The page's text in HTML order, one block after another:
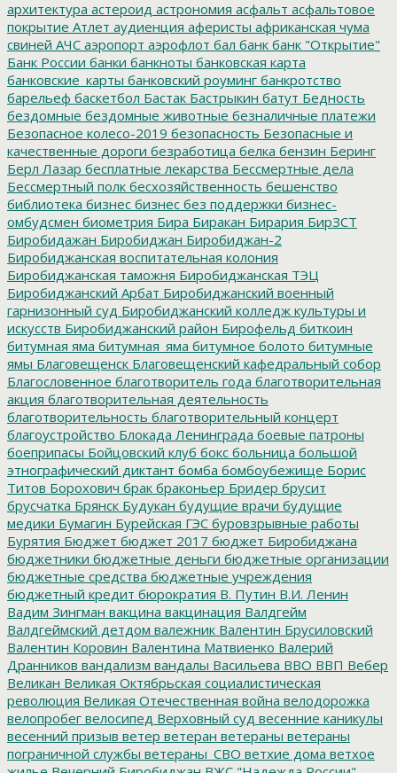
архитектура астероид астрономия асфальт асфальтовое
покрытие Атлет аудиенция аферисты африканская чума
свиней АЧС аэропорт аэрофлот бал банк банк "Открытие"
Банк России банки банкноты банковская карта
банковские_карты банковский роуминг банкротство
барельеф баскетбол Бастак Бастрыкин батут Бедность
бездомные бездомные животные безналичные платежи
Безопасное колесо-2019 безопасность Безопасные и
качественные дороги безработица белка бензин Беринг
Берл Лазар бесплатные лекарства Бессмертные дела
Бессмертный полк бесхозяйственность бешенство
библиотека бизнес бизнес без поддержки бизнес-
омбудсмен биометрия Бира Биракан Бирария БирЗСТ
Биробидажан Биробиджан Биробиджан-2
Биробиджанская воспитательная колония
Биробиджанская таможня Биробиджанская ТЭЦ
Биробиджанский Арбат Биробиджанский военный
гарнизонный суд Биробиджанский колледж культуры и
искусств Биробиджанский район Бирофельд биткоин
битумная яма битумная_яма битумное болото битумные
ямы Благовещенск Благовещенский кафедральный собор
Благословенное благотворитель года благотворительная
акция благотворительная деятельность
благотворительность благотворительный концерт
благоустройство Блокада Ленинграда боевые патроны
боеприпасы Бойцовский клуб бокс больница большой
этнографический диктант бомба бомбоубежище Борис
Титов Борохович брак браконьер Бридер брусит
брусчатка Брянск Будукан будущие врачи будущие
медики Бумагин Бурейская ГЭС буровзрывные работы
Бурятия Бюджет бюджет 2017 бюджет Биробиджана
бюджетники бюджетные деньги бюджетные организации
бюджетные средства бюджетные учреждения
бюджетный кредит бюрократия В. Путин В.И. Ленин
Вадим Зингман вакцина вакцинация Валдгейм
Валдгеймский детдом валежник Валентин Брусиловский
Валентин Коровин Валентина Матвиенко Валерий
Дранников вандализм вандалы Васильева ВВО ВВП Вебер
Великан Великая Октябрьская социалистическая
революция Великая Отечественная война велодорожка
велопробег велосипед Верховный суд весенние каникулы
весенний призыв ветер ветеран ветераны ветераны
пограничной службы ветераны_СВО ветхие дома ветхое